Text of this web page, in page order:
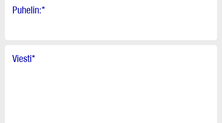
Puhelin:*
Viesti*